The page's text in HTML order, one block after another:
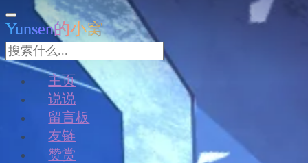
Yunsen的小窝
主页
说说
留言板
友链
赞赏